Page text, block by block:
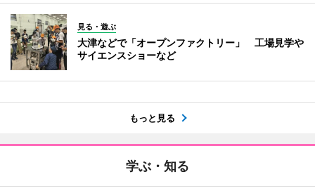
見る・遊ぶ
大津などで「オープンファクトリー」 工場見学や
サイエンスショーなど
もっと見る
学ぶ・知る